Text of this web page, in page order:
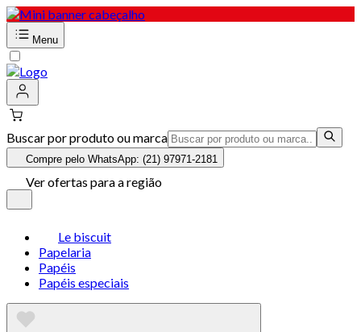
Menu
Buscar por produto ou marca
Compre pelo WhatsApp: (21) 97971-2181
Ver ofertas para a região
Le biscuit
Papelaria
Papéis
Papéis especiais